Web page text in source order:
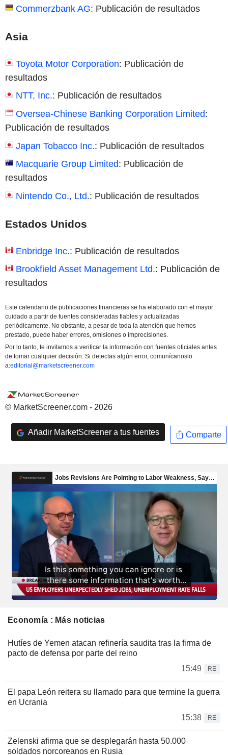
Commerzbank AG: Publicación de resultados
Asia
Toyota Motor Corporation: Publicación de
resultados
NTT, Inc.: Publicación de resultados
Oversea-Chinese Banking Corporation Limited:
Publicación de resultados
Japan Tobacco Inc.: Publicación de resultados
Macquarie Group Limited: Publicación de
resultados
Nintendo Co., Ltd.: Publicación de resultados
Estados Unidos
Enbridge Inc.: Publicación de resultados
Brookfield Asset Management Ltd.: Publicación de
resultados
Este calendario de publicaciones financieras se ha elaborado con el mayor
cuidado a partir de fuentes consideradas fiables y actualizadas
periódicamente. No obstante, a pesar de toda la atención que hemos
prestado, puede haber errores, omisiones o imprecisiones.
Por lo tanto, te invitamos a verificar la información con fuentes oficiales antes
de tomar cualquier decisión. Si detectas algún error, comunícanoslo
a:editorial@marketscreener.com
© MarketScreener.com - 2026
Añadir MarketScreener a tus fuentes Comparte
Economía : Más noticias
Hutíes de Yemen atacan refinería saudita tras la firma de
pacto de defensa por parte del reino
15:49
RE
El papa León reitera su llamado para que termine la guerra
en Ucrania
15:38
RE
Zelenski afirma que se desplegarán hasta 50.000
soldados norcoreanos en Rusia